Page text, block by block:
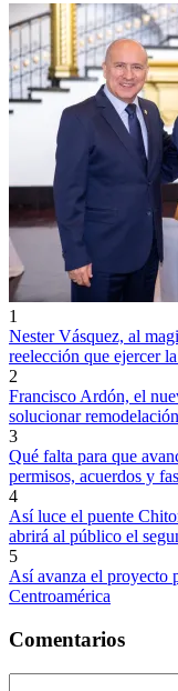
1
Nester Vásquez, al
reelección que ejercer
2
Francisco Ardón, el
solucionar
3
Qué falta para que
permisos, acuerdos y
4
Así luce el puente
abrirá al público el
5
Así avanza el proyecto
Centroamérica
Comentarios